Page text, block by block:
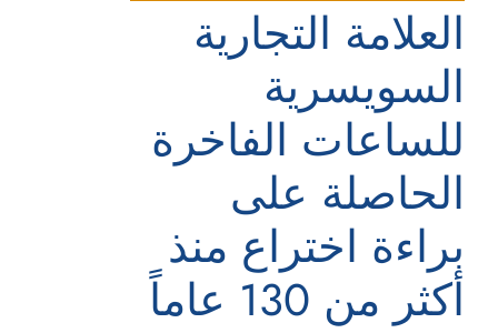
العلامة التجارية
السويسرية
للساعات الفاخرة
الحاصلة على
براءة اختراع منذ
أكثر من 130 عاماً